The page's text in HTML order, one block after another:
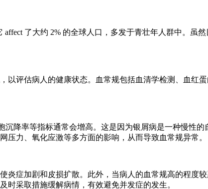
了大约 2% 的全球人口，多发于青壮年人群中。虽
评估病人的健康状态。血常规包括血清学检测、血红
降率等指标通常会增高。这是因为银屑病是一种慢性的
力、氧化应激等多方面的影响，从而导致血常规异常。
症加剧和皮损扩散。此外，当病人的血常规高的程度
采取措施缓解病情，有效避免并发症的发生。